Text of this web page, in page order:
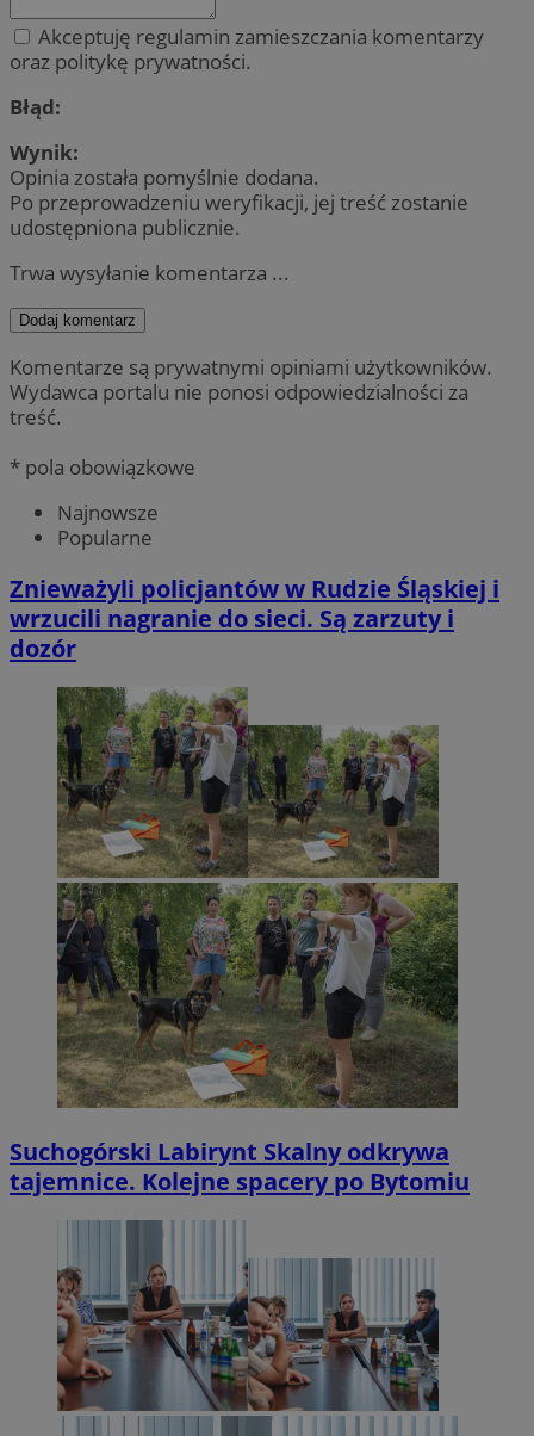
Akceptuję regulamin zamieszczania komentarzy
oraz politykę prywatności.
Błąd:
Wynik:
Opinia została pomyślnie dodana.
Po przeprowadzeniu weryfikacji, jej treść zostanie
udostępniona publicznie.
Trwa wysyłanie komentarza ...
Dodaj komentarz
Komentarze są prywatnymi opiniami użytkowników.
Wydawca portalu nie ponosi odpowiedzialności za
treść.
* pola obowiązkowe
Najnowsze
Popularne
Znieważyli policjantów w Rudzie Śląskiej i
wrzucili nagranie do sieci. Są zarzuty i
dozór
Suchogórski Labirynt Skalny odkrywa
tajemnice. Kolejne spacery po Bytomiu